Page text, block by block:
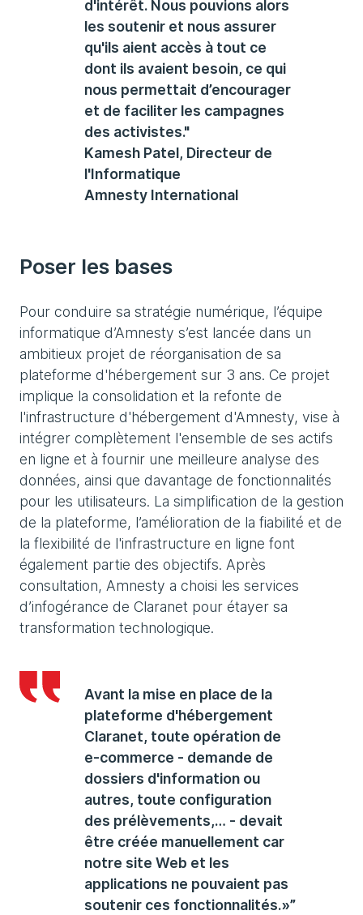
d'intérêt. Nous pouvions alors
les soutenir et nous assurer
qu'ils aient accès à tout ce
dont ils avaient besoin, ce qui
nous permettait d’encourager
et de faciliter les campagnes
des activistes."
Kamesh Patel, Directeur de
l'Informatique
Amnesty International
Poser les bases
Pour conduire sa stratégie numérique, l’équipe
informatique d’Amnesty s’est lancée dans un
ambitieux projet de réorganisation de sa
plateforme d'hébergement sur 3 ans. Ce projet
implique la consolidation et la refonte de
l'infrastructure d'hébergement d'Amnesty, vise à
intégrer complètement l'ensemble de ses actifs
en ligne et à fournir une meilleure analyse des
données, ainsi que davantage de fonctionnalités
pour les utilisateurs. La simplification de la gestion
de la plateforme, l’amélioration de la fiabilité et de
la flexibilité de l'infrastructure en ligne font
également partie des objectifs. Après
consultation, Amnesty a choisi les services
d’infogérance de Claranet pour étayer sa
transformation technologique.
Avant la mise en place de la
plateforme d'hébergement
Claranet, toute opération de
e-commerce - demande de
dossiers d'information ou
autres, toute configuration
des prélèvements,… - devait
être créée manuellement car
notre site Web et les
applications ne pouvaient pas
soutenir ces fonctionnalités.»”